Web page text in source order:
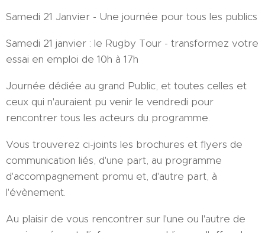
Samedi 21 Janvier - Une journée pour tous les publics
Samedi 21 janvier : le Rugby Tour - transformez votre
essai en emploi de 10h à 17h
Journée dédiée au grand Public, et toutes celles et
ceux qui n'auraient pu venir le vendredi pour
rencontrer tous les acteurs du programme.
Vous trouverez ci-joints les brochures et flyers de
communication liés, d'une part, au programme
d'accompagnement promu et, d'autre part, à
l'évènement.
Au plaisir de vous rencontrer sur l'une ou l'autre de